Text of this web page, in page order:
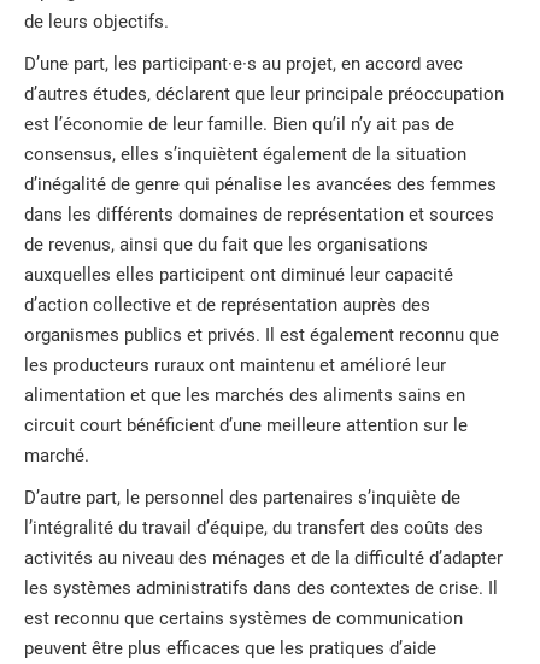
de leurs objectifs.
D’une part, les participant·e·s au projet, en accord avec
d’autres études, déclarent que leur principale préoccupation
est l’économie de leur famille. Bien qu’il n’y ait pas de
consensus, elles s’inquiètent également de la situation
d’inégalité de genre qui pénalise les avancées des femmes
dans les différents domaines de représentation et sources
de revenus, ainsi que du fait que les organisations
auxquelles elles participent ont diminué leur capacité
d’action collective et de représentation auprès des
organismes publics et privés. Il est également reconnu que
les producteurs ruraux ont maintenu et amélioré leur
alimentation et que les marchés des aliments sains en
circuit court bénéficient d’une meilleure attention sur le
marché.
D’autre part, le personnel des partenaires s’inquiète de
l’intégralité du travail d’équipe, du transfert des coûts des
activités au niveau des ménages et de la difficulté d’adapter
les systèmes administratifs dans des contextes de crise. Il
est reconnu que certains systèmes de communication
peuvent être plus efficaces que les pratiques d’aide